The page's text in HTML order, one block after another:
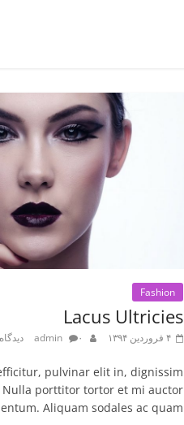
Fashion
Lacus Ultricies
۴ فروردین ۱۳۹۴ admin ۰ دیدگاه
pulvinar elit in, dignissim
porttitor tortor et mi auctor
Aliquam sodales ac quam